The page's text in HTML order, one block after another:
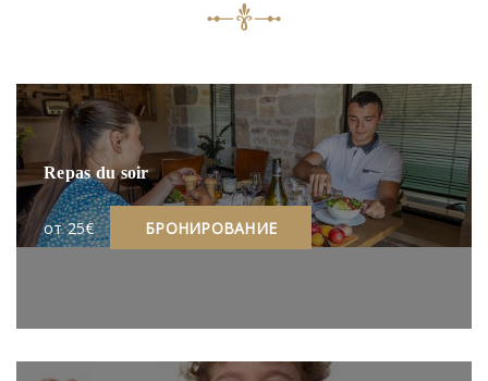
Repas du soir
oт 25€ БРОНИРОВАНИЕ